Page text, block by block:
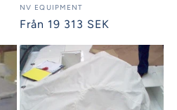
Säljare:
NV EQUIPMENT
Ordinarie
Från 19 313 SEK